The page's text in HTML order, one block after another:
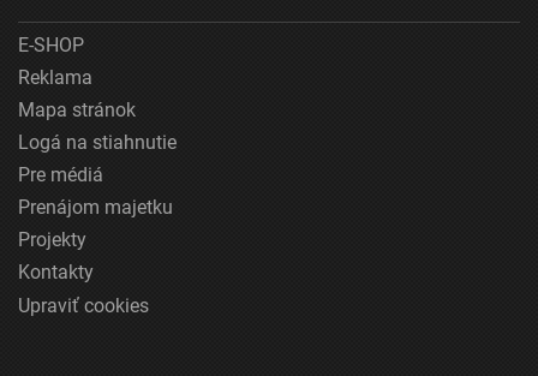
E-SHOP
Reklama
Mapa stránok
Logá na stiahnutie
Pre médiá
Prenájom majetku
Projekty
Kontakty
Upraviť cookies